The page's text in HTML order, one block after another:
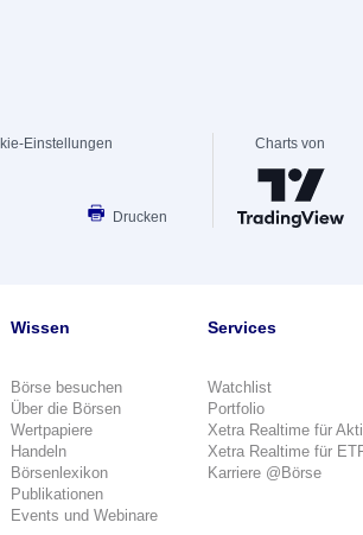
Einstellungen
Drucken
Charts von
Wissen
Börse besuchen
Über die Börsen
Wertpapiere
Handeln
Börsenlexikon
Publikationen
Events und Webinare
Services
Watchlist
Portfolio
Xetra Realtime für
Xetra Realtime für
Karriere @Börse